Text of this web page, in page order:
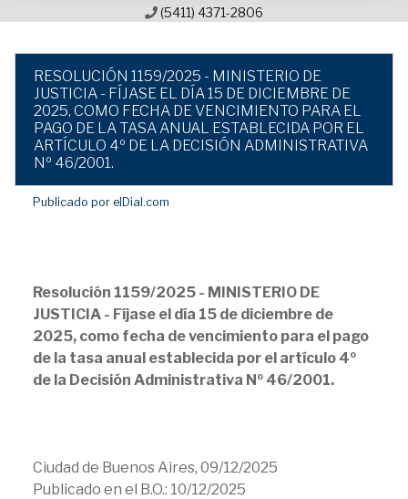
(5411) 4371-2806
RESOLUCIÓN 1159/2025 - MINISTERIO DE
JUSTICIA - FÍJASE EL DÍA 15 DE DICIEMBRE DE
2025, COMO FECHA DE VENCIMIENTO PARA EL
PAGO DE LA TASA ANUAL ESTABLECIDA POR EL
ARTÍCULO 4º DE LA DECISIÓN ADMINISTRATIVA
Nº 46/2001.
Publicado por elDial.com
Resolución 1159/2025 - MINISTERIO DE
JUSTICIA - Fíjase el día 15 de diciembre de
2025, como fecha de vencimiento para el pago
de la tasa anual establecida por el artículo 4º
de la Decisión Administrativa Nº 46/2001.
Ciudad de Buenos Aires, 09/12/2025
Publicado en el B.O.: 10/12/2025